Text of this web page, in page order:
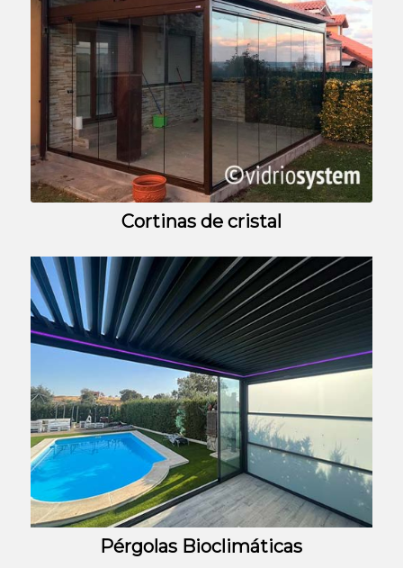
Cortinas de cristal
Pérgolas Bioclimáticas